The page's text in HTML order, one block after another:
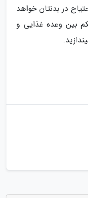
در بدنتان خواهد
بین وعده غذایی و